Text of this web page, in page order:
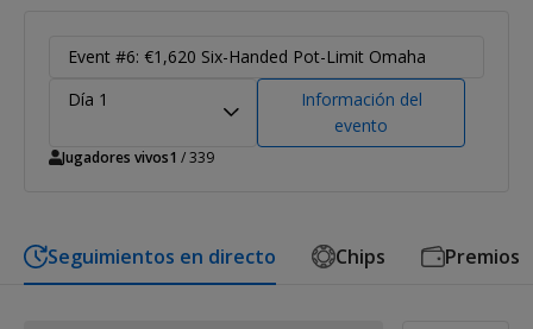
Event #6: €1,620 Six-Handed Pot-Limit Omaha
Día 1
Información del
evento
Jugadores vivos1 / 339
Seguimientos en directo Chips Premios